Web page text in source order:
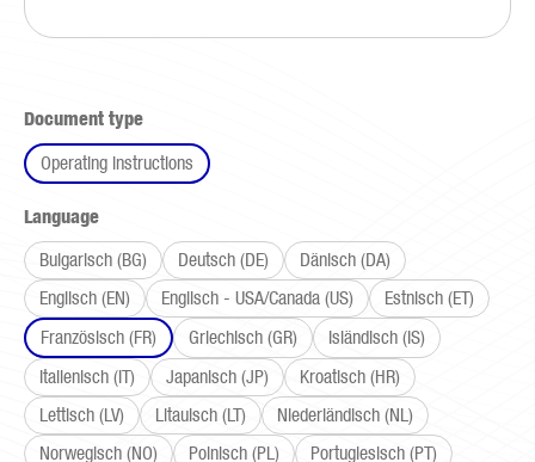
Select
Document type
Operating instructions
Select
Language
Bulgarisch (BG)
Deutsch (DE)
Dänisch (DA)
Englisch (EN)
Englisch - USA/Canada (US)
Estnisch (ET)
Französisch (FR)
Griechisch (GR)
Isländisch (IS)
Italienisch (IT)
Japanisch (JP)
Kroatisch (HR)
Lettisch (LV)
Litauisch (LT)
Niederländisch (NL)
Norwegisch (NO)
Polnisch (PL)
Portugiesisch (PT)